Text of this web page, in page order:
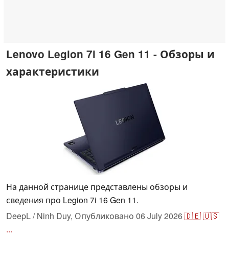
Lenovo Legion 7i 16 Gen 11 - Обзоры и
характеристики
На данной странице представлены обзоры и
сведения про Legion 7i 16 Gen 11.
DeepL / Ninh Duy, Опубликовано 06 July 2026🇩🇪🇺🇸
...